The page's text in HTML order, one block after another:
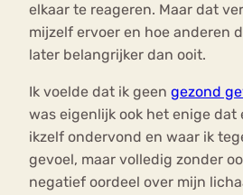
elkaar te reageren. Maar dat
mijzelf ervoer en hoe anderen
later belangrijker dan ooit.
Ik voelde dat ik geen gezond
was eigenlijk ook het enige dat
ikzelf ondervond en waar ik
gevoel, maar volledig zonder
negatief oordeel over mijn